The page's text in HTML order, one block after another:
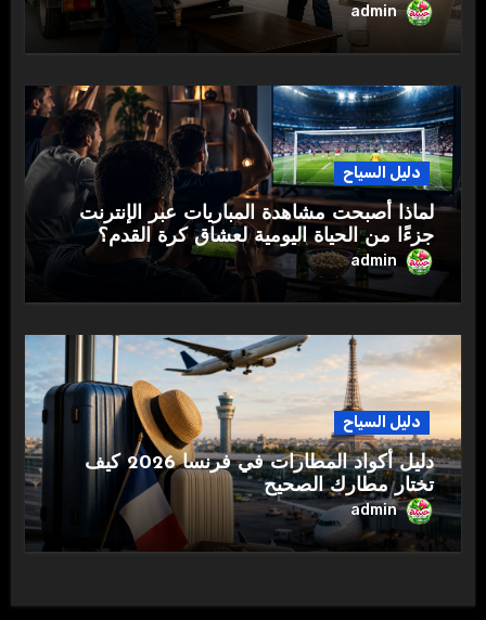
admin
دليل السياح
لماذا أصبحت مشاهدة المباريات عبر الإنترنت
جزءًا من الحياة اليومية لعشاق كرة القدم؟
admin
دليل السياح
دليل أكواد المطارات في فرنسا 2026 كيف
تختار مطارك الصحيح
admin